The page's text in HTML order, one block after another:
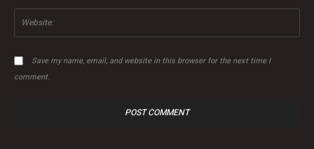
Save my name, email, and website in this browser for the next time I
comment.